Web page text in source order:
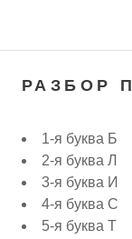
РАЗБОР
1-я буква Б
2-я буква Л
3-я буква И
4-я буква С
5-я буква Т